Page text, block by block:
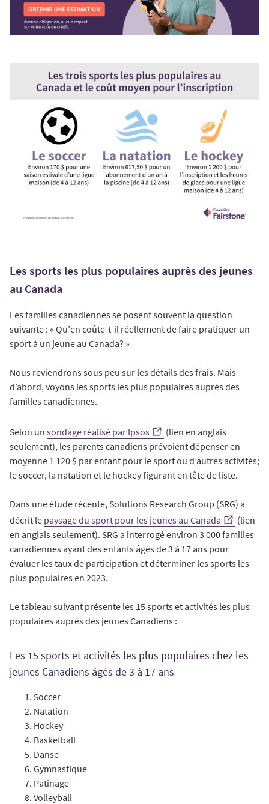
Les sports les plus populaires auprès des jeunes
au Canada
Les familles canadiennes se posent souvent la question
suivante : « Qu’en coûte-t-il réellement de faire pratiquer un
sport à un jeune au Canada? »
Nous reviendrons sous peu sur les détails des frais. Mais
d’abord, voyons les sports les plus populaires auprès des
familles canadiennes.
Selon un sondage réalisé par Ipsos
(lien en anglais
seulement), les parents canadiens prévoient dépenser en
moyenne 1 120 $ par enfant pour le sport ou d’autres activités;
le soccer, la natation et le hockey figurant en tête de liste.
Dans une étude récente, Solutions Research Group (SRG) a
décrit le paysage du sport pour les jeunes au Canada
(lien
en anglais seulement). SRG a interrogé environ 3 000 familles
canadiennes ayant des enfants âgés de 3 à 17 ans pour
évaluer les taux de participation et déterminer les sports les
plus populaires en 2023.
Le tableau suivant présente les 15 sports et activités les plus
populaires auprès des jeunes Canadiens :
Les 15 sports et activités les plus populaires chez les
jeunes Canadiens âgés de 3 à 17 ans
Soccer
Natation
Hockey
Basketball
Danse
Gymnastique
Patinage
Volleyball